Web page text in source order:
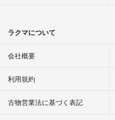
ラクマについて
会社概要
利用規約
古物営業法に基づく表記